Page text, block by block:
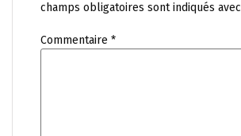
champs obligatoires sont indiqués avec
Commentaire *